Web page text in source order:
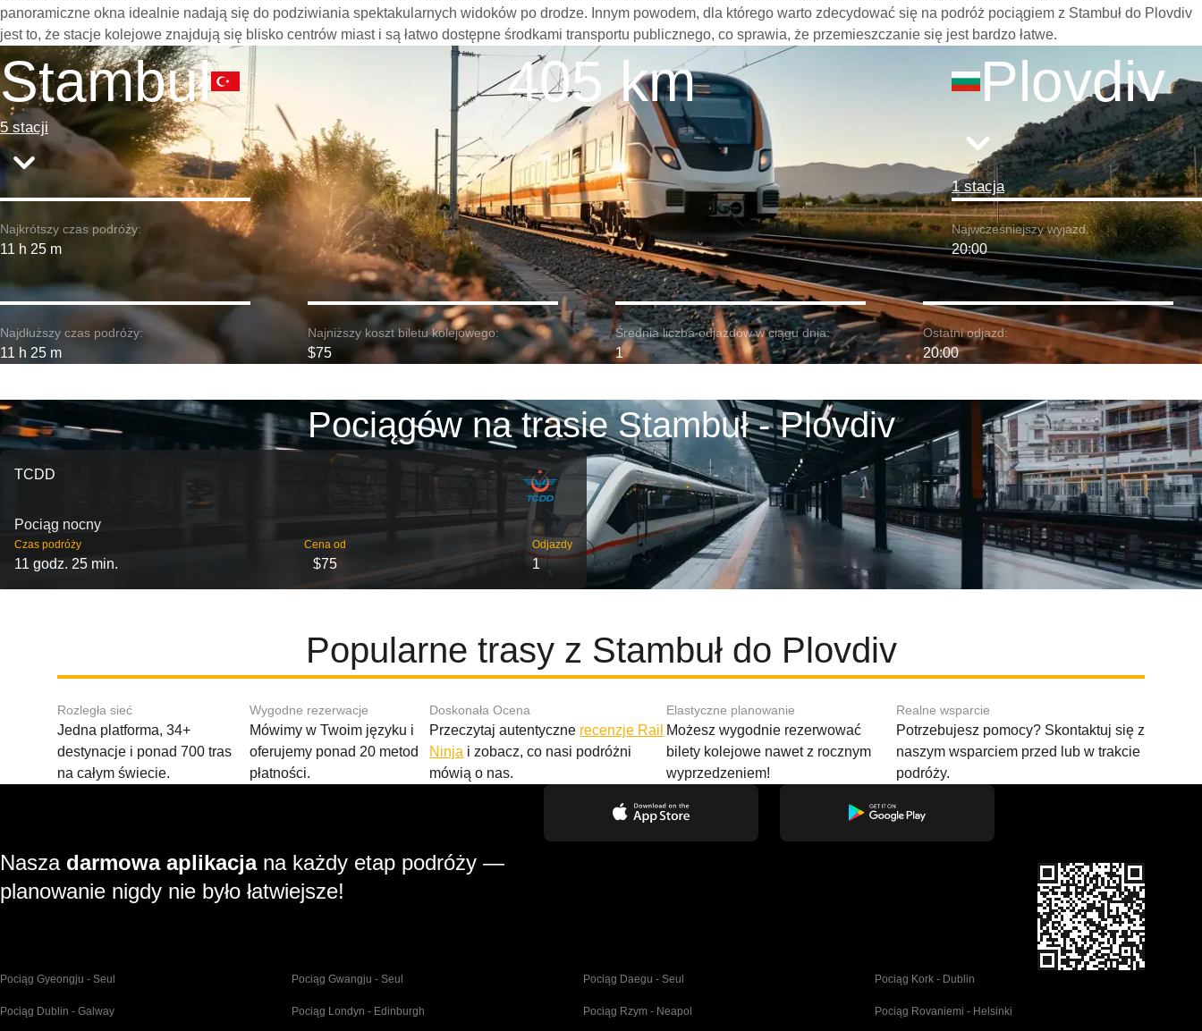
panoramiczne okna idealnie nadają się do podziwiania spektakularnych widoków po drodze. Innym powodem, dla którego warto zdecydować się na podróż pociągiem z Stambuł do Plovdiv
jest to, że stacje kolejowe znajdują się blisko centrów miast i są łatwo dostępne środkami transportu publicznego, co sprawia, że przemieszczanie się jest bardzo łatwe.
Stambuł
5 stacji
405 km Plovdiv
1 stacja
Najkrótszy czas podróży:
11 h 25 m
Najwcześniejszy wyjazd:
20:00
Najdłuższy czas podróży:
11 h 25 m
Najniższy koszt biletu kolejowego:
$75
Średnia liczba odjazdów w ciągu dnia:
1
Ostatni odjazd:
20:00
Pociągów na trasie Stambuł - Plovdiv
TCDD
Pociąg nocny
Czas podróży
11 godz. 25 min.
Cena od
$75
Odjazdy
1
Popularne trasy z Stambuł do Plovdiv
Rozległa sieć
Jedna platforma, 34+
destynacje i ponad 700 tras
na całym świecie.
Wygodne rezerwacje
Mówimy w Twoim języku i
oferujemy ponad 20 metod
płatności.
Doskonała Ocena
Przeczytaj autentyczne recenzje Rail
Ninja i zobacz, co nasi podróżni
mówią o nas.
Elastyczne planowanie
Możesz wygodnie rezerwować
bilety kolejowe nawet z rocznym
wyprzedzeniem!
Realne wsparcie
Potrzebujesz pomocy? Skontaktuj się z
naszym wsparciem przed lub w trakcie
podróży.
Nasza darmowa aplikacjana każdy etap podróży —
planowanie nigdy nie było łatwiejsze!
Pociąg Gyeongju - Seul Pociąg Gwangju - Seul Pociąg Daegu - Seul Pociąg Kork - Dublin
Pociąg Dublin - Galway Pociąg Londyn - Edinburgh Pociąg Rzym - Neapol Pociąg Rovaniemi - Helsinki